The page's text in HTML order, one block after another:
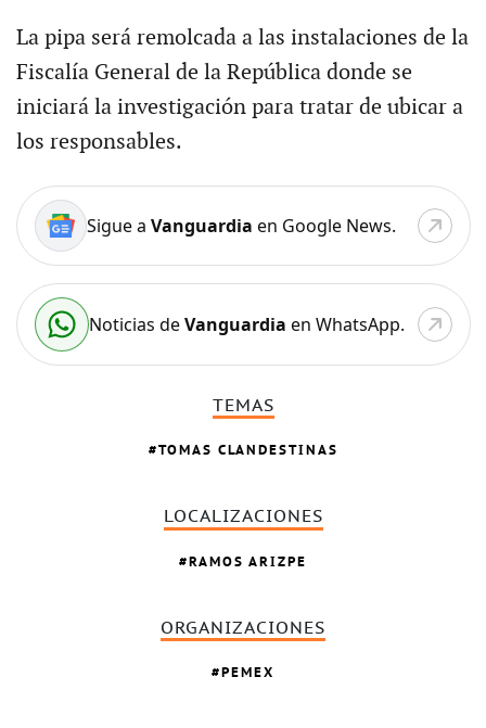
La pipa será remolcada a las instalaciones de la
Fiscalía General de la República donde se
iniciará la investigación para tratar de ubicar a
los responsables.
Sigue a Vanguardia en Google News.
Noticias deVanguardia en WhatsApp.
TEMAS
TOMAS CLANDESTINAS
LOCALIZACIONES
RAMOS ARIZPE
ORGANIZACIONES
PEMEX